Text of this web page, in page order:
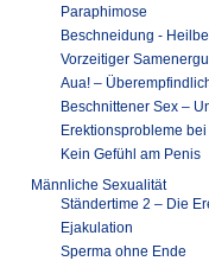
Paraphimose
Beschneidung -
Vorzeitiger
Aua! –
Beschnittener Sex –
Erektionsprobleme
Kein Gefühl am Penis
Männliche Sexualität
Ständertime 2 – Die
Ejakulation
Sperma ohne Ende